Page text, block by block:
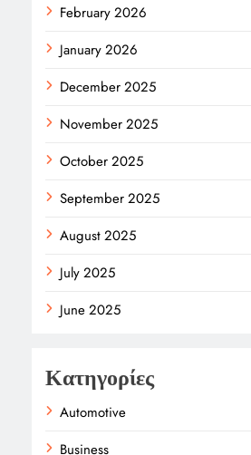
February 2026
January 2026
December 2025
November 2025
October 2025
September 2025
August 2025
July 2025
June 2025
Κατηγορίες
Automotive
Business